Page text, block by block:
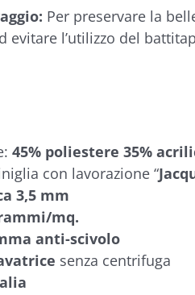
Per preservare la
evitare l’utilizzo del
45% poliestere 35%
con lavorazione “
3,5 mm
mq.
anti-scivolo
senza centrifuga